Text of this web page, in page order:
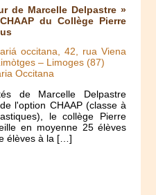
de Marcelle Delpastre »
du Collège Pierre
occitana, 42, rua Viena
– Limoges (87)
Occitana
de Marcelle Delpastre
l'option CHAAP (classe à
le collège Pierre
en moyenne 25 élèves
élèves à la […]